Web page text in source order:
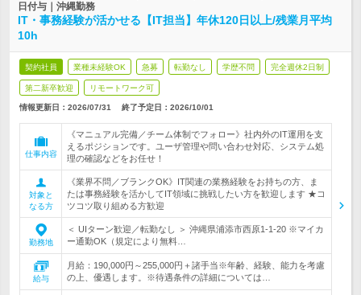
日付与｜沖縄勤務
IT・事務経験が活かせる【IT担当】年休120日以上/残業月平均
10h
契約社員 業種未経験OK 急募 転勤なし 学歴不問 完全週休2日制
第二新卒歓迎 リモートワーク可
情報更新日：2026/07/31 終了予定日： 2026/10/01
仕事内容
《マニュアル完備／チーム体制でフォロー》社内外のIT運用を支
えるポジションです。ユーザ管理や問い合わせ対応、システム処
理の確認などをお任せ！
対象と
なる方
《業界不問／ブランクOK》IT関連の業務経験をお持ちの方、ま
たは事務経験を活かしてIT領域に挑戦したい方を歓迎します ★コ
ツコツ取り組める方歓迎
勤務地
＜ UIターン歓迎／転勤なし ＞ 沖縄県浦添市西原1-1-20 ※マイカ
ー通勤OK（規定により無料…
給与
月給：190,000円～255,000円＋諸手当※年齢、経験、能力を考慮
の上、優遇します。※待遇条件の詳細については…